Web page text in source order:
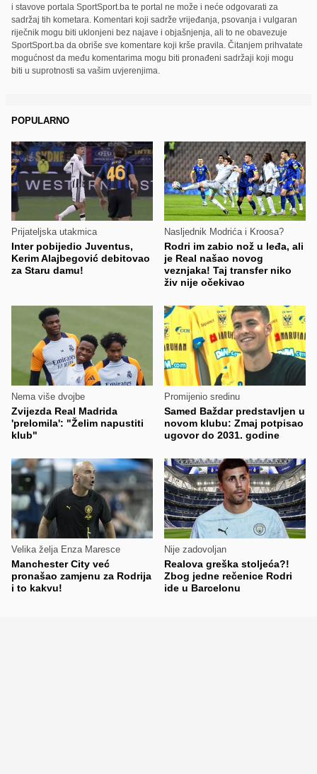
i stavove portala SportSport.ba te portal ne može i neće odgovarati za
sadržaj tih kometara. Komentari koji sadrže vrijeđanja, psovanja i vulgaran
riječnik mogu biti uklonjeni bez najave i objašnjenja, ali to ne obavezuje
SportSport.ba da obriše sve komentare koji krše pravila. Čitanjem prihvatate
mogućnost da među komentarima mogu biti pronađeni sadržaji koji mogu
biti u suprotnosti sa vašim uvjerenjima.
POPULARNO
Prijateljska utakmica
Inter pobijedio Juventus,
Kerim Alajbegović debitovao
za Staru damu!
Nasljednik Modrića i Kroosa?
Rodri im zabio nož u leđa, ali
je Real našao novog
veznjaka! Taj transfer niko
živ nije očekivao
Nema više dvojbe
Zvijezda Real Madrida
'prelomila': "Želim napustiti
klub"
Promijenio sredinu
Samed Baždar predstavljen u
novom klubu: Zmaj potpisao
ugovor do 2031. godine
Velika želja Enza Maresce
Manchester City već
pronašao zamjenu za Rodrija
i to kakvu!
Nije zadovoljan
Realova greška stoljeća?!
Zbog jedne rečenice Rodri
ide u Barcelonu